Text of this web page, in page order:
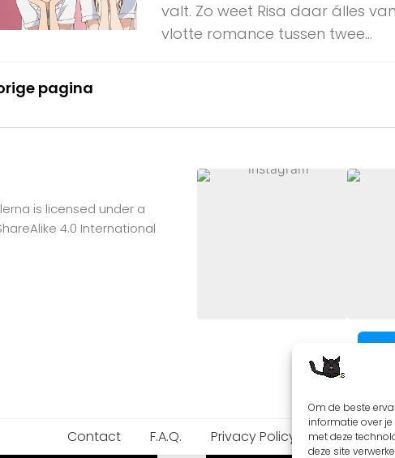
Om de beste
informatie over
met deze
deze site
valt. Zo weet Risa daar álles
vlotte romance tussen twee...
pagina
is licensed under a
4.0 International
Contact F.A.Q. Privacy Policy